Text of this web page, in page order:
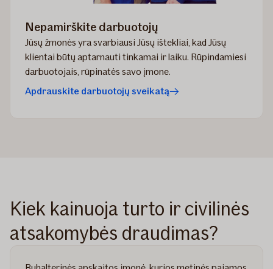
Nepamirškite darbuotojų
Jūsų žmonės yra svarbiausi Jūsų ištekliai, kad Jūsų
klientai būtų aptarnauti tinkamai ir laiku. Rūpindamiesi
darbuotojais, rūpinatės savo įmone.
Apdrauskite darbuotojų sveikatą
Kiek kainuoja turto ir civilinės
atsakomybės draudimas?